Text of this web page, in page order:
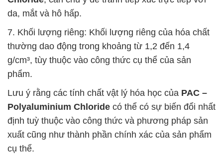
da, mắt và hô hấp.
7. Khối lượng riêng: Khối lượng riêng của hóa chất
thường dao động trong khoảng từ 1,2 đến 1,4
g/cm³, tùy thuộc vào công thức cụ thể của sản
phẩm.
Lưu ý rằng các tính chất vật lý hóa học của PAC –
Polyaluminium Chloride có thể có sự biến đổi nhất
định tuỳ thuộc vào công thức và phương pháp sản
xuất cũng như thành phần chính xác của sản phẩm
cụ thể.